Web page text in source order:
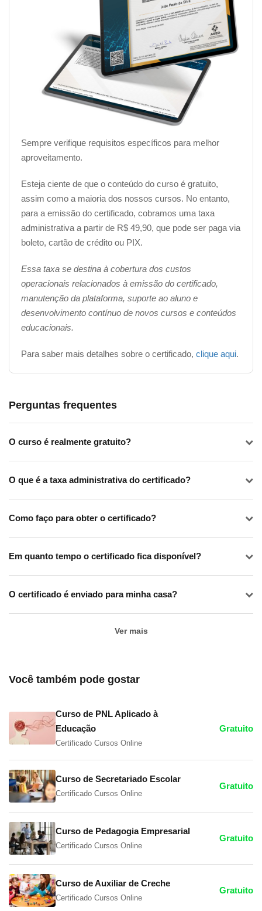
Sempre verifique requisitos específicos para melhor
aproveitamento.
Esteja ciente de que o conteúdo do curso é gratuito,
assim como a maioria dos nossos cursos. No entanto,
para a emissão do certificado, cobramos uma taxa
administrativa a partir de R$ 49,90, que pode ser paga via
boleto, cartão de crédito ou PIX.
Essa taxa se destina à cobertura dos custos
operacionais relacionados à emissão do certificado,
manutenção da plataforma, suporte ao aluno e
desenvolvimento contínuo de novos cursos e conteúdos
educacionais.
Para saber mais detalhes sobre o certificado, clique aqui.
Perguntas frequentes
O curso é realmente gratuito?
O que é a taxa administrativa do certificado?
Como faço para obter o certificado?
Em quanto tempo o certificado fica disponível?
O certificado é enviado para minha casa?
Ver mais
Você também pode gostar
Curso de PNL Aplicado à
Educação
Certificado Cursos Online
Gratuito
Curso de Secretariado Escolar
Certificado Cursos Online
Gratuito
Curso de Pedagogia Empresarial
Certificado Cursos Online
Gratuito
Curso de Auxiliar de Creche
Certificado Cursos Online
Gratuito